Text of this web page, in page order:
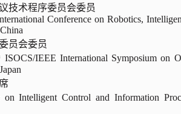
技术程序委员会委员
Conference on Robotics,
员会委员
ISOCS/IEEE International Symposium on
Intelligent Control and Information